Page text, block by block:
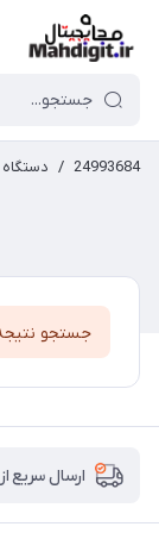
24993684
/ دستگاه
جستجو
ارسال سریع